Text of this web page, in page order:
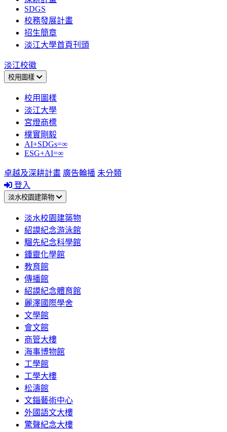
SDGS
校務發展計畫
招生簡章
淡江大學首頁刊頭
淡江校徽
校用圖樣
校用圖樣
淡江大學
宮燈商標
樸實剛毅
AI+SDGs=∞
ESG+AI=∞
卓越及深耕計畫 廣告輪播 未分類
登入
淡水校園建築物
淡水校園建築物
紹謨紀念游泳館
騮先紀念科學館
鍾靈化學館
教育館
傳播館
紹謨紀念體育館
麗澤國際學舍
文學館
會文館
商管大樓
海事博物館
工學館
工學大樓
松濤館
文錙藝術中心
外國語文大樓
驚聲紀念大樓